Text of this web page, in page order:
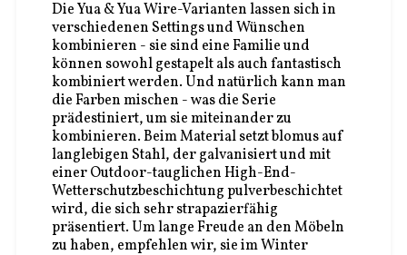
Die Yua & Yua Wire-Varianten lassen sich in
verschiedenen Settings und Wünschen
kombinieren - sie sind eine Familie und
können sowohl gestapelt als auch fantastisch
kombiniert werden. Und natürlich kann man
die Farben mischen - was die Serie
prädestiniert, um sie miteinander zu
kombinieren. Beim Material setzt blomus auf
langlebigen Stahl, der galvanisiert und mit
einer Outdoor-tauglichen High-End-
Wetterschutzbeschichtung pulverbeschichtet
wird, die sich sehr strapazierfähig
präsentiert. Um lange Freude an den Möbeln
zu haben, empfehlen wir, sie im Winter